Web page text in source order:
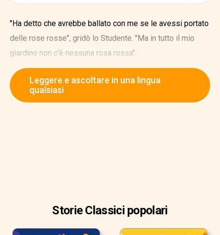
"Ha detto che avrebbe ballato con me se le avessi portato
delle rose rosse", gridò lo Studente. "Ma in tutto il mio
giardino non c'è nessuna rosa rossa".
Dal suo nido, l'usignolo lo sentì.
"Ecco un vero innamorato", disse l'Usignolo.
"Il Principe darà un ballo domani sera", mormorò lo
Leggere e ascoltare in una lingua
qualsiasi
Storie Classici popolari